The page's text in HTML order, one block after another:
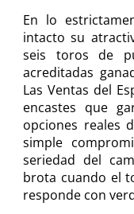
En lo
intacto su
seis toros de
acreditadas
Las Ventas del
encastes que
opciones reales
simple
seriedad del
brota cuando el
responde con